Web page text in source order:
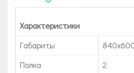
Характеристики
Габариты
Полка
2